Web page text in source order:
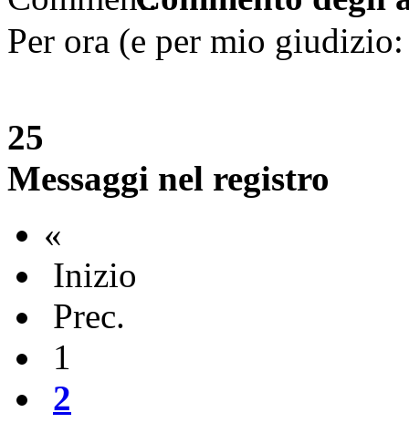
Per ora (e per mio
25
Messaggi nel registro
«
Inizio
Prec.
1
2